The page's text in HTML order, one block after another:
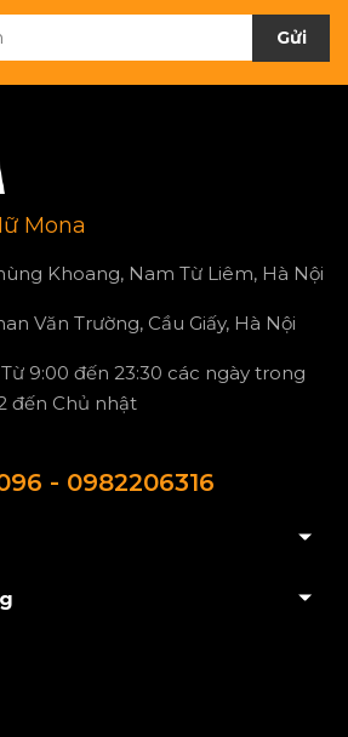
Gửi
Mona
Khoang, Nam Từ Liêm, Hà Nội
Văn Trường, Cầu Giấy, Hà Nội
Từ 9:00 đến 23:30 các ngày trong
đến Chủ nhật
- 0982206316